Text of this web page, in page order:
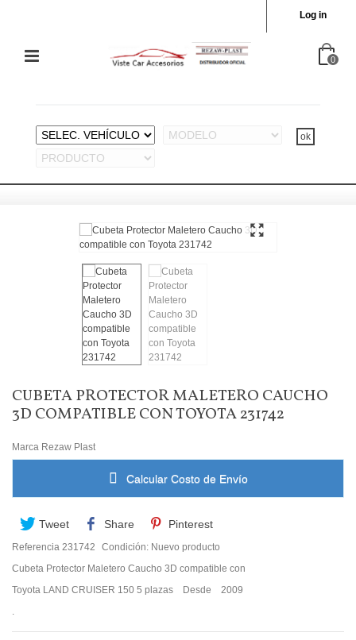
Log in
0
CUBETA PROTECTOR MALETERO CAUCHO
3D COMPATIBLE CON TOYOTA 231742
Marca Rezaw Plast
Calcular Costo de Envío
Tweet Share Pinterest
Referencia 231742 Condición: Nuevo producto
Cubeta Protector Maletero Caucho 3D compatible con
Toyota LAND CRUISER 150 5 plazas Desde 2009
.